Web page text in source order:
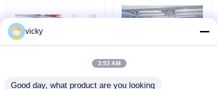
মামলা
হাই স্পিড ডায়নামিটার
vicky
3:53 AM
Good day, what product are you looking